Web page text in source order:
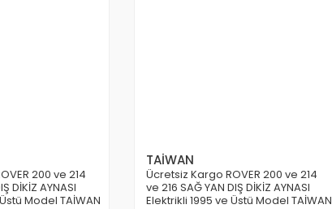
200 ve 214
DİKİZ AYNASI
Model TAİWAN
TAİWAN
Ücretsiz Kargo ROVER 200 ve 214
ve 216 SAĞ YAN DIŞ DİKİZ AYNASI
Elektrikli 1995 ve Üstü Model TAİWAN